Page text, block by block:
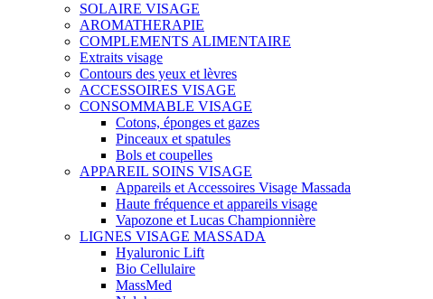
SOLAIRE VISAGE
AROMATHERAPIE
COMPLEMENTS ALIMENTAIRE
Extraits visage
Contours des yeux et lèvres
ACCESSOIRES VISAGE
CONSOMMABLE VISAGE
Cotons, éponges et gazes
Pinceaux et spatules
Bols et coupelles
APPAREIL SOINS VISAGE
Appareils et Accessoires Visage Massada
Haute fréquence et appareils visage
Vapozone et Lucas Championnière
LIGNES VISAGE MASSADA
Hyaluronic Lift
Bio Cellulaire
MassMed